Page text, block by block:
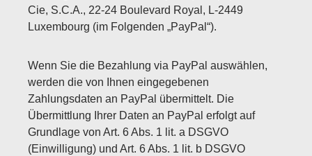
Cie, S.C.A., 22-24 Boulevard Royal, L-2449
Luxembourg (im Folgenden „PayPal“).
Wenn Sie die Bezahlung via PayPal auswählen,
werden die von Ihnen eingegebenen
Zahlungsdaten an PayPal übermittelt. Die
Übermittlung Ihrer Daten an PayPal erfolgt auf
Grundlage von Art. 6 Abs. 1 lit. a DSGVO
(Einwilligung) und Art. 6 Abs. 1 lit. b DSGVO